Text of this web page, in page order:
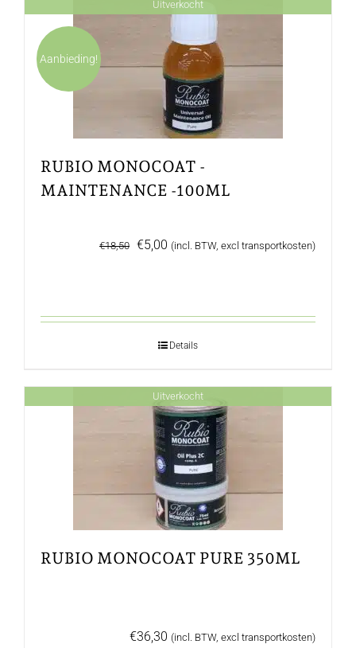
Uitverkocht
Aanbieding!
RUBIO MONOCOAT -
MAINTENANCE -100ML
€18,50 Oorspronkelijke
€5,00 Huidige
(incl. BTW, excl transportkosten)
Details
Uitverkocht
RUBIO MONOCOAT PURE 350ML
€36,30 (incl. BTW, excl transportkosten)